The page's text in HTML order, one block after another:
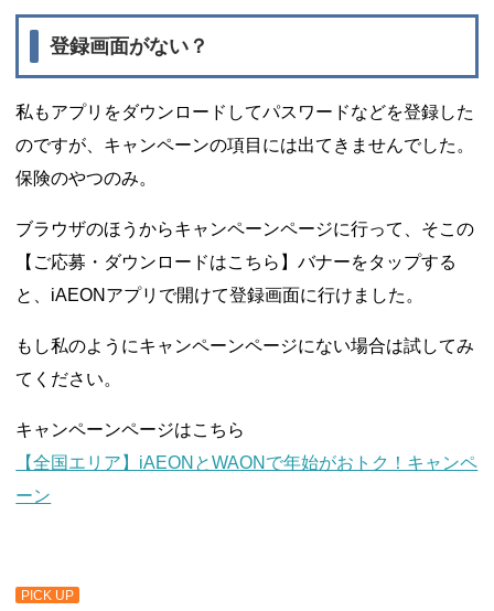
登録画面がない？
私もアプリをダウンロードしてパスワードなどを登録した
のですが、キャンペーンの項目には出てきませんでした。
保険のやつのみ。
ブラウザのほうからキャンペーンページに行って、そこの
【ご応募・ダウンロードはこちら】バナーをタップする
と、iAEONアプリで開けて登録画面に行けました。
もし私のようにキャンペーンページにない場合は試してみ
てください。
キャンペーンページはこちら
【全国エリア】iAEONとWAONで年始がおトク！キャンペ
ーン
PICK UP